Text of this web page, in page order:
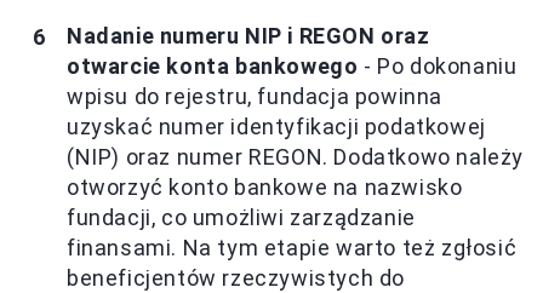
Nadanie numeru NIP i REGON oraz
otwarcie konta bankowego - Po dokonaniu
wpisu do rejestru, fundacja powinna
uzyskać numer identyfikacji podatkowej
(NIP) oraz numer REGON. Dodatkowo należy
otworzyć konto bankowe na nazwisko
fundacji, co umożliwi zarządzanie
finansami. Na tym etapie warto też zgłosić
beneficjentów rzeczywistych do